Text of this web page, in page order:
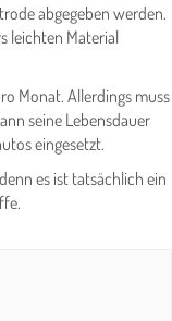
abgegeben werden.
leichten Material
Monat. Allerdings muss
seine Lebensdauer
eingesetzt.
es ist tatsächlich ein